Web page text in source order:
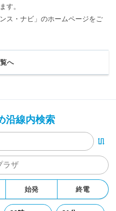
す。
ス・ナビ」のホームページをご
へ
沿線内検索
始発 終電